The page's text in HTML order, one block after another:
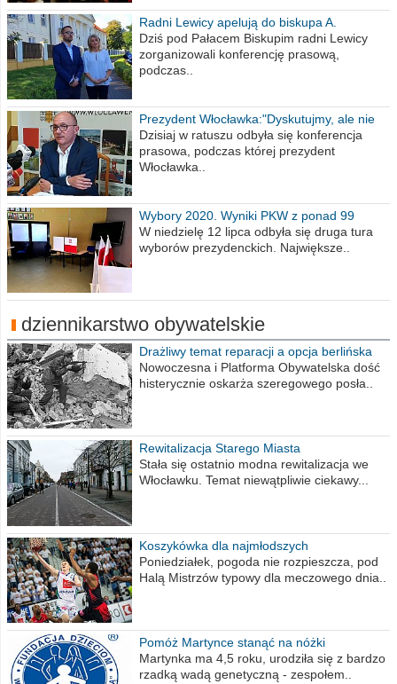
Radni Lewicy apelują do biskupa A.
Wiesława Meringa
Dziś pod Pałacem Biskupim radni Lewicy
zorganizowali konferencję prasową,
podczas..
Prezydent Włocławka:"Dyskutujmy, ale nie
obrażajmy się”
Dzisiaj w ratuszu odbyła się konferencja
prasowa, podczas której prezydent
Włocławka..
Wybory 2020. Wyniki PKW z ponad 99
procent obwodów
W niedzielę 12 lipca odbyła się druga tura
wyborów prezydenckich. Największe..
dziennikarstwo obywatelskie
Drażliwy temat reparacji a opcja berlińska
Nowoczesna i Platforma Obywatelska dość
histerycznie oskarża szeregowego posła..
Rewitalizacja Starego Miasta
Stała się ostatnio modna rewitalizacja we
Włocławku. Temat niewątpliwie ciekawy...
Koszykówka dla najmłodszych
Poniedziałek, pogoda nie rozpieszcza, pod
Halą Mistrzów typowy dla meczowego dnia..
Pomóż Martynce stanąć na nóżki
Martynka ma 4,5 roku, urodziła się z bardzo
rzadką wadą genetyczną - zespołem..